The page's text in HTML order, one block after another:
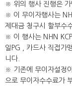
※ 위의 행사 진행은 가
※ 이 무이자행사는
제대금 청구시 할부수
※ 이 행사는 NHN
일PG , 카드사 직접가
니다.
※ 기존에 무이자설정
으로 무이자수수료가